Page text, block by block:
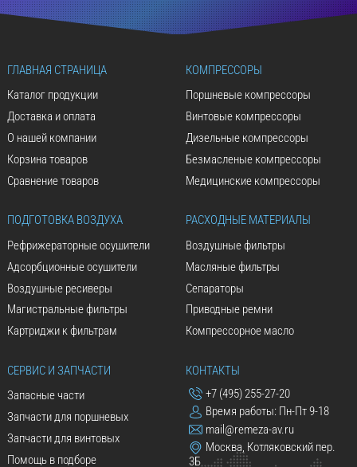
ГЛАВНАЯ СТРАНИЦА
Каталог продукции
Доставка и оплата
О нашей компании
Корзина товаров
Сравнение товаров
КОМПРЕССОРЫ
Поршневые компрессоры
Винтовые компрессоры
Дизельные компрессоры
Безмасленые компрессоры
Медицинские компрессоры
ПОДГОТОВКА ВОЗДУХА
Рефрижераторные осушители
Адсорбционные осушители
Воздушные ресиверы
Магистральные фильтры
Картриджи к фильтрам
РАСХОДНЫЕ МАТЕРИАЛЫ
Воздушные фильтры
Масляные фильтры
Сепараторы
Приводные ремни
Компрессорное масло
СЕРВИС И ЗАПЧАСТИ
Запасные части
Запчасти для поршневых
Запчасти для винтовых
Помощь в подборе
КОНТАКТЫ
+7 (495) 255-27-20
Время работы: Пн-Пт 9-18
mail@remeza-av.ru
Москва, Котляковский пер.
3Б